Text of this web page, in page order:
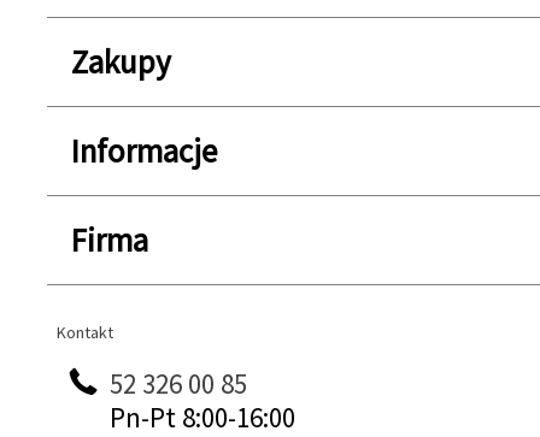
Zakupy
Informacje
Firma
Kontakt
Kontakt
52 326 00 85
Pn-Pt 8:00-16:00